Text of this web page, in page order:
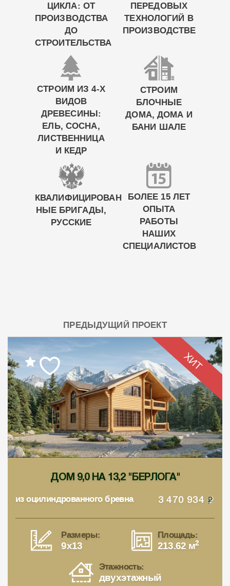
ЦИКЛА: ОТ
ПРОИЗВОДСТВА
ДО
СТРОИТЕЛЬСТВА
ПЕРЕДОВЫХ
ТЕХНОЛОГИЙ В
ПРОИЗВОДСТВЕ
СТРОИМ ИЗ 4-Х
ВИДОВ
ДРЕВЕСИНЫ:
ЕЛЬ, СОСНА,
ЛИСТВЕННИЦА
И КЕДР
СТРОИМ
БЛОЧНЫЕ
ДОМА, ДОМА И
БАНИ ШАЛЕ
КВАЛИФИЦИРОВАН
НЫЕ БРИГАДЫ,
РУССКИЕ
БОЛЕЕ 15 ЛЕТ
ОПЫТА
РАБОТЫ
НАШИХ
СПЕЦИАЛИСТОВ
ПРЕДЫДУЩИЙ ПРОЕКТ
ХИТ
ДОМ 9,0 НА 13,2 "БЕРЛОГА"
из оцилиндрованного бревна 3 470 934
Размеры:
9x13
Площадь:
213.62 м2
Этажность:
двухэтажный